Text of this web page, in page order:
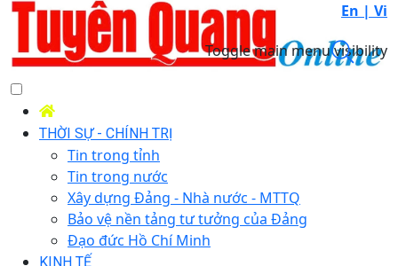
En | Vi
Toggle main menu visibility
THỜI SỰ - CHÍNH TRỊ
Tin trong tỉnh
Tin trong nước
Xây dựng Đảng - Nhà nước - MTTQ
Bảo vệ nền tảng tư tưởng của Đảng
Đạo đức Hồ Chí Minh
KINH TẾ